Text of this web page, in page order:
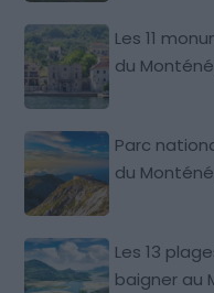
Les 11
du
Parc
du
Les 13
baigner au